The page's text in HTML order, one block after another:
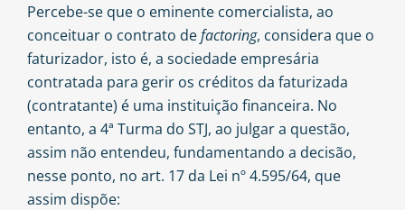
Percebe-se que o eminente comercialista, ao
conceituar o contrato defactoring, considera que o
faturizador, isto é, a sociedade empresária
contratada para gerir os créditos da faturizada
(contratante) é uma instituição financeira. No
entanto, a 4ª Turma do STJ, ao julgar a questão,
assim não entendeu, fundamentando a decisão,
nesse ponto, no art. 17 da Lei nº 4.595/64, que
assim dispõe: